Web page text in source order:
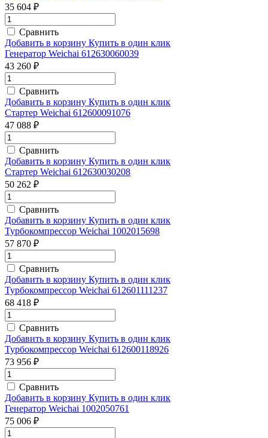
35 604 ₽
Сравнить
Добавить в корзину Купить в один клик
Генератор Weichai 612630060039
43 260 ₽
Сравнить
Добавить в корзину Купить в один клик
Стартер Weichai 612600091076
47 088 ₽
Сравнить
Добавить в корзину Купить в один клик
Стартер Weichai 612630030208
50 262 ₽
Сравнить
Добавить в корзину Купить в один клик
Турбокомпрессор Weichai 1002015698
57 870 ₽
Сравнить
Добавить в корзину Купить в один клик
Турбокомпрессор Weichai 612601111237
68 418 ₽
Сравнить
Добавить в корзину Купить в один клик
Турбокомпрессор Weichai 612600118926
73 956 ₽
Сравнить
Добавить в корзину Купить в один клик
Генератор Weichai 1002050761
75 006 ₽